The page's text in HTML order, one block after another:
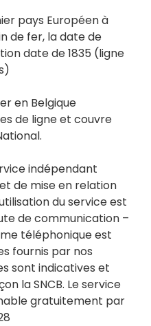
pays Européen à
de fer, la date de
date de 1835 (ligne
en Belgique
de ligne et couvre
indépendant
de mise en relation
du service est
de communication –
téléphonique est
fournis par nos
sont indicatives et
la SNCB. Le service
gratuitement par